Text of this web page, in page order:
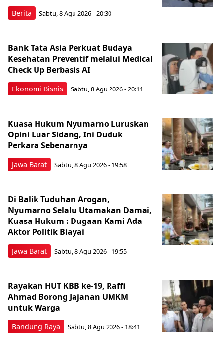
Berita Sabtu, 8 Agu 2026 - 20:30
Ekonomi Bisnis
Bank Tata Asia Perkuat Budaya
Kesehatan Preventif melalui Medical
Check Up Berbasis AI
Sabtu, 8 Agu 2026 - 20:11
Jawa Barat
Kuasa Hukum Nyumarno Luruskan
Opini Luar Sidang, Ini Duduk
Perkara Sebenarnya ​
Sabtu, 8 Agu 2026 - 19:58
Jawa Barat
Di Balik Tuduhan Arogan,
Nyumarno Selalu Utamakan Damai,
Kuasa Hukum : Dugaan Kami Ada
Aktor Politik Biayai
Sabtu, 8 Agu 2026 - 19:55
Bandung Raya
Rayakan HUT KBB ke-19, Raffi
Ahmad Borong Jajanan UMKM
untuk Warga
Sabtu, 8 Agu 2026 - 18:41